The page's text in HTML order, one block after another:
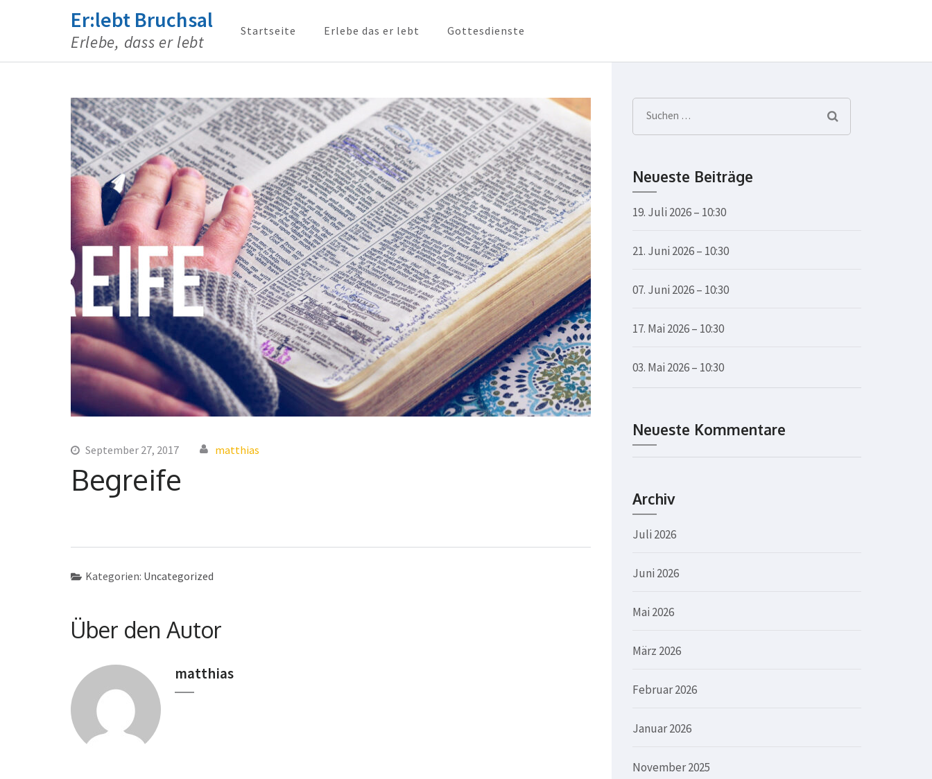
Er:lebt Bruchsal
Erlebe, dass er lebt
Startseite Erlebe das er lebt Gottesdienste
September 27, 2017 matthias
Begreife
Kategorien: Uncategorized
Über den Autor
matthias
Suchen
nach:
Neueste Beiträge
19. Juli 2026 – 10:30
21. Juni 2026 – 10:30
07. Juni 2026 – 10:30
17. Mai 2026 – 10:30
03. Mai 2026 – 10:30
Neueste Kommentare
Archiv
Juli 2026
Juni 2026
Mai 2026
März 2026
Februar 2026
Januar 2026
November 2025